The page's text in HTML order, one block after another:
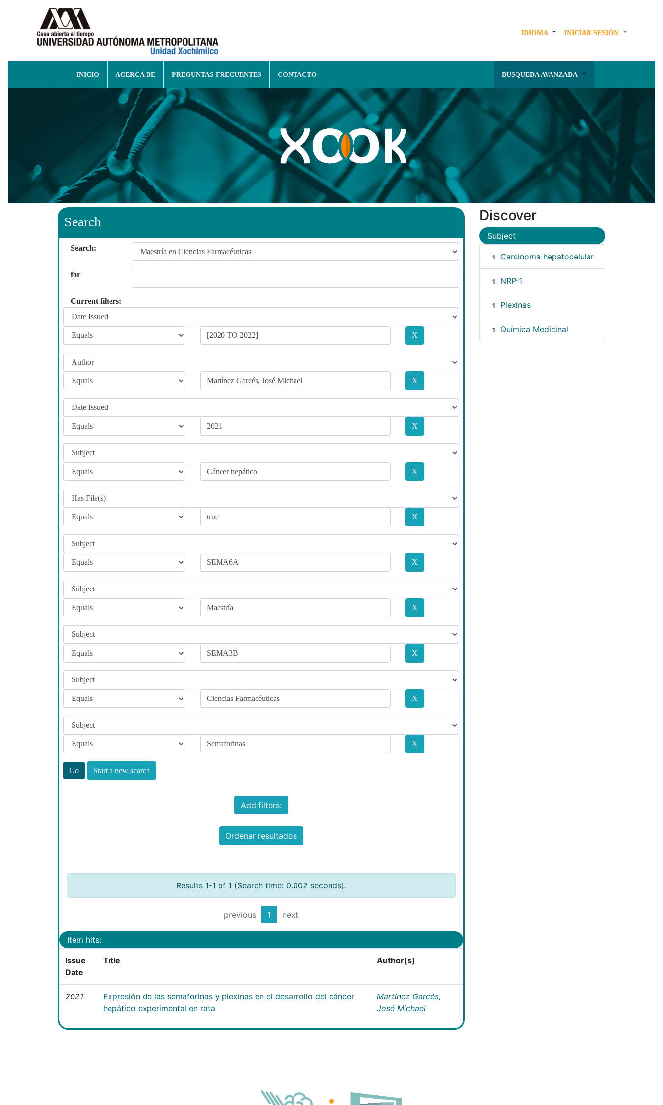
IDIOMA INICIAR SESIÓN
INICIO ACERCA DE PREGUNTAS FRECUENTES CONTACTO BÚSQUEDA AVANZADA
Search
Search:
for
Current filters:
Start a new search
Add filters:
Ordenar resultados
Results 1-1 of 1 (Search time: 0.002 seconds).
previous 1 next
Item hits:
Issue
Date
Title Author(s)
2021
Expresión de las semaforinas y plexinas en el desarrollo del cáncer
hepático experimental en rata
Martínez Garcés,
José Michael
Discover
Subject
1 Carcinoma hepatocelular
1 NRP-1
1 Plexinas
1 Química Medicinal